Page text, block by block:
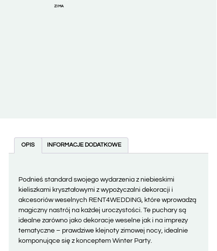
ZIMA
OPIS INFORMACJE DODATKOWE
Podnieś standard swojego wydarzenia z niebieskimi
kieliszkami kryształowymi z wypożyczalni dekoracji i
akcesoriów weselnych RENT4WEDDING, które wprowadzą
magiczny nastrój na każdej uroczystości. Te puchary są
idealne zarówno jako dekoracje weselne jak i na imprezy
tematyczne – prawdziwe klejnoty zimowej nocy, idealnie
komponujące się z konceptem Winter Party.